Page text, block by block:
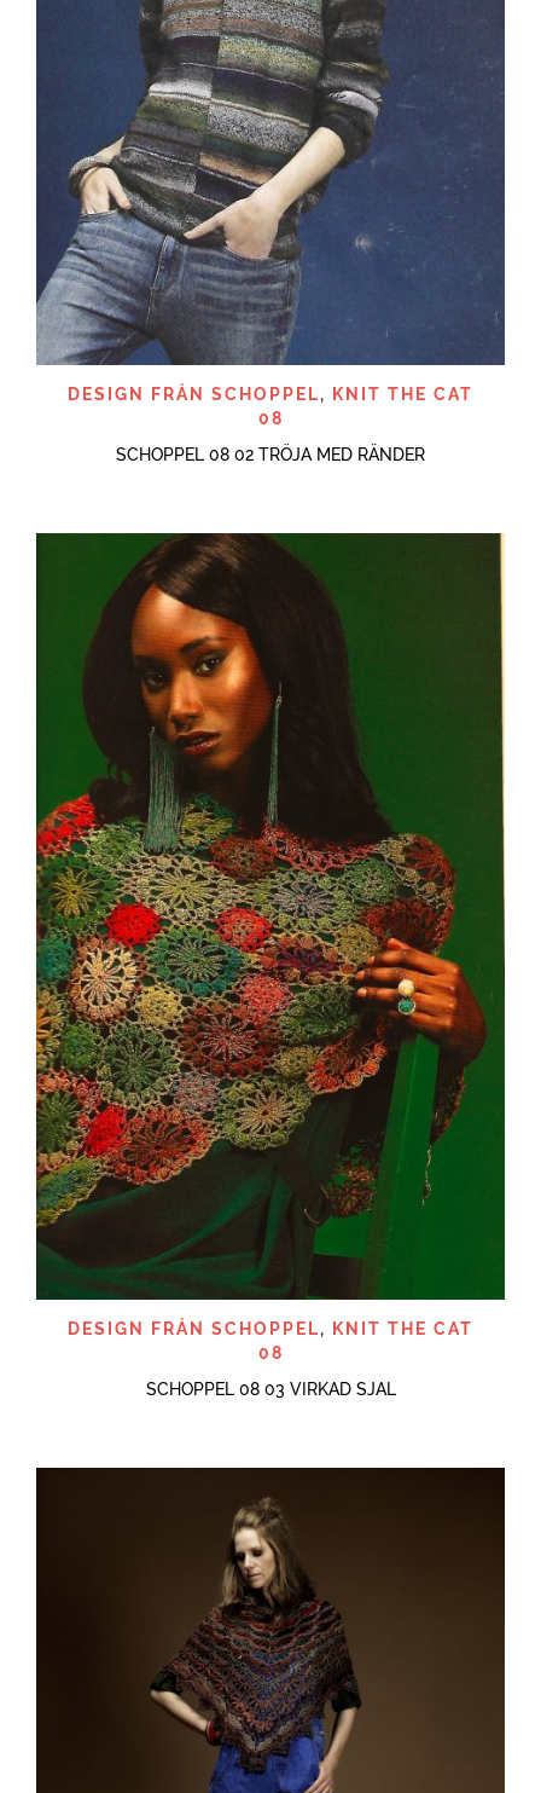
DESIGN FRÅN SCHOPPEL,
KNIT THE CAT
08
SCHOPPEL 08 02 TRÖJA MED RÄNDER
DESIGN FRÅN SCHOPPEL,
KNIT THE CAT
08
SCHOPPEL 08 03 VIRKAD SJAL